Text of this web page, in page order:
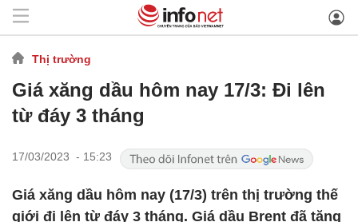
Thị trường
Giá xăng dầu hôm nay 17/3: Đi lên
từ đáy 3 tháng
17/03/2023 - 15:23
Giá xăng dầu hôm nay (17/3) trên thị trường thế
giới đi lên từ đáy 3 tháng. Giá dầu Brent đã tăng